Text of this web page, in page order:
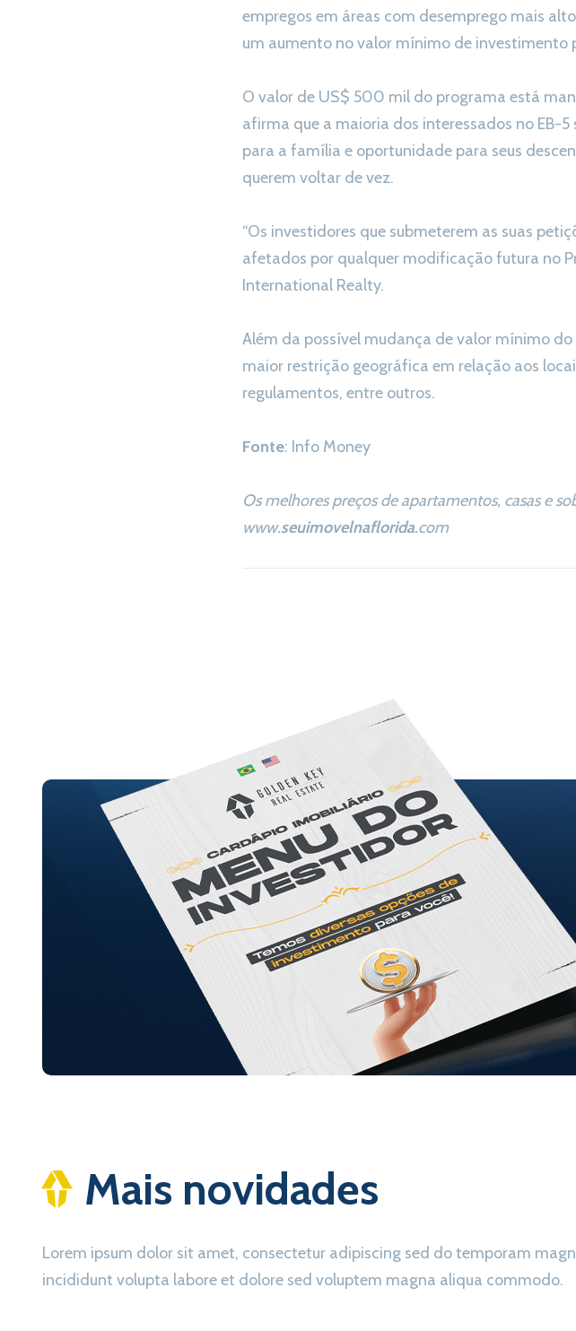
empregos em áreas com desemprego mais
um aumento no valor mínimo de
O valor de US$ 500 mil do programa está
afirma que a maioria dos interessados no EB-
para a família e oportunidade para seus
querem voltar de vez.
“Os investidores que submeterem as suas
afetados por qualquer modificação futura no
International Realty.
Além da possível mudança de valor mínimo
maior restrição geográfica em relação aos
regulamentos, entre outros.
Fonte: Info Money
Os melhores preços de apartamentos, casas e
www.seuimovelnaflorida.com
Mais novidades
Lorem ipsum dolor sit amet, consectetur adipiscing sed do temporam
incididunt volupta labore et dolore sed voluptem magna aliqua commodo.